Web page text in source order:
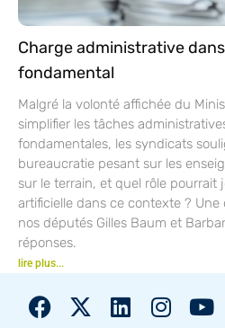
Charge administrative
fondamental
Malgré la volonté affichée du
simplifier les tâches
fondamentales, les syndicats
bureaucratie pesant sur les
sur le terrain, et quel rôle pourrait
artificielle dans ce contexte ?
nos députés Gilles Baum et
réponses.
lire plus...